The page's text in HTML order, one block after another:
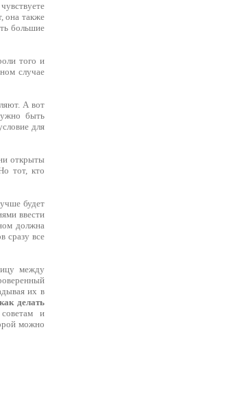
она также
большие
того и
случае
А вот
быть
для
открыты
тот, кто
будет
ввести
должна
сразу все
между
их в
как делать
и
можно